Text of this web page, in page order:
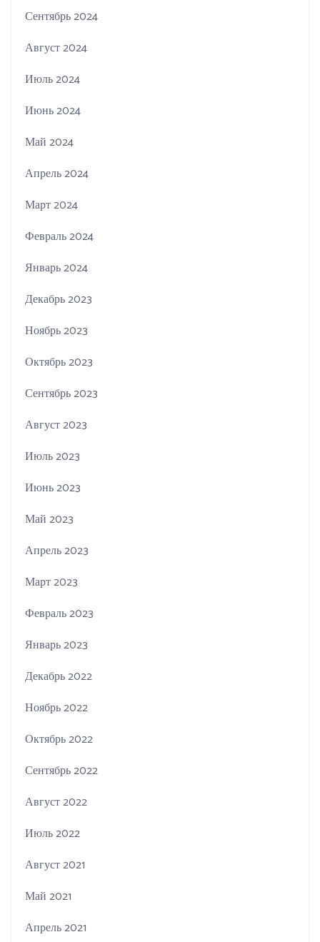
Сентябрь 2024
Август 2024
Июль 2024
Июнь 2024
Май 2024
Апрель 2024
Март 2024
Февраль 2024
Январь 2024
Декабрь 2023
Ноябрь 2023
Октябрь 2023
Сентябрь 2023
Август 2023
Июль 2023
Июнь 2023
Май 2023
Апрель 2023
Март 2023
Февраль 2023
Январь 2023
Декабрь 2022
Ноябрь 2022
Октябрь 2022
Сентябрь 2022
Август 2022
Июль 2022
Август 2021
Май 2021
Апрель 2021